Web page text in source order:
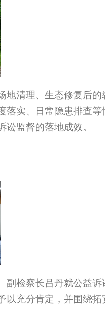
清理、生态修复后的
落实、日常隐患排查
监督的落地成效。
副检察长吕丹就公益
以充分肯定，并围绕